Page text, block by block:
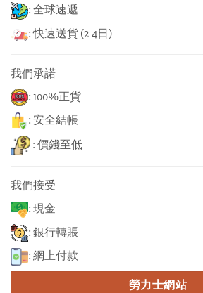
: 全球速遞
: 快速送貨 (2-4日)
我們承諾
: 100%正貨
: 安全結帳
: 價錢至低
我們接受
: 現金
: 銀行轉賬
: 網上付款
勞力士網站